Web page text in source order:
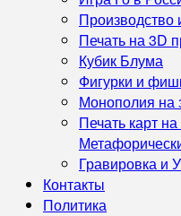
Производство
Печать на 3D
Кубик Блума
Фигурки и
Монополия на
Печать карт
Гравировка и
Контакты
Политика